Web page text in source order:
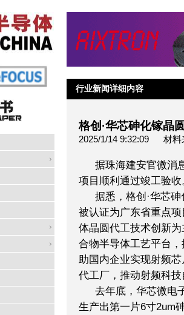
行业新闻详细内容
格创·华芯砷化镓晶
2025/1/14 9:32:09 材料
据珠海建安官微消
项目顺利通过竣工验收
据悉，格创·华芯
被认证为广东省重点
体晶圆代工技术创新
合物半导体工艺平台
助国内企业实现射频
代工厂，推动射频科
去年底，华芯微电
生产出第一片6寸2um